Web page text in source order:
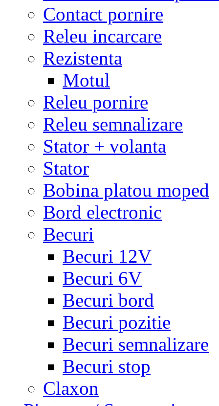
Contact pornire
Releu incarcare
Rezistenta
Motul
Releu pornire
Releu semnalizare
Stator + volanta
Stator
Bobina platou moped
Bord electronic
Becuri
Becuri 12V
Becuri 6V
Becuri bord
Becuri pozitie
Becuri semnalizare
Becuri stop
Claxon